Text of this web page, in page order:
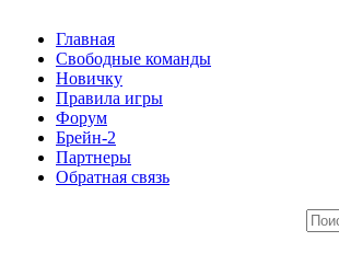
Главная
Свободные команды
Новичку
Правила игры
Форум
Брейн-2
Партнеры
Обратная связь